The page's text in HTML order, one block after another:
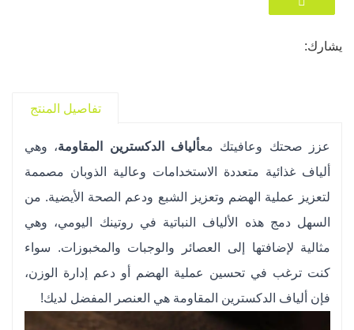
6. مختبر مراقبة الجودة مجهز بالكامل.
يشارك:
تفاصيل المنتج
عزز صحتك وعافيتك معألياف الدكسترين المقاومة، وهي
ألياف غذائية متعددة الاستخدامات وعالية الذوبان مصممة
لتعزيز عملية الهضم وتعزيز الشبع ودعم الصحة الأيضية. من
السهل دمج هذه الألياف النباتية في روتينك اليومي، وهي
مثالية لإضافتها إلى العصائر والوجبات والمخبوزات. سواء
كنت ترغب في تحسين عملية الهضم أو دعم إدارة الوزن،
فإن ألياف الدكسترين المقاومة هي العنصر المفضل لديك!